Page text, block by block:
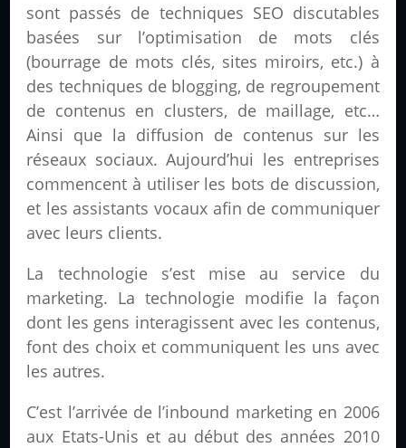
sont passés de techniques SEO discutables
basées sur l’optimisation de mots clés
(bourrage de mots clés, sites miroirs, etc.) à
des techniques de blogging, de regroupement
de contenus en clusters, de maillage, etc…
Ainsi que la diffusion de contenus sur les
réseaux sociaux. Aujourd’hui les entreprises
commencent à utiliser les bots de discussion,
et les assistants vocaux afin de communiquer
avec leurs clients.
La technologie s’est mise au service du
marketing. La technologie modifie la façon
dont les gens interagissent avec les contenus,
font des choix et communiquent les uns avec
les autres.
C’est l’arrivée de l’inbound marketing en 2006
aux Etats-Unis et au début des années 2010